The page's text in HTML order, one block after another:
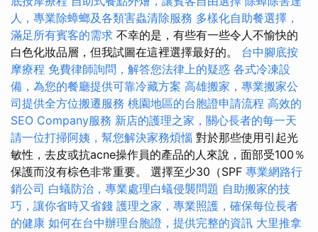
人，專業除蟑螂及各類害蟲清除服務 多樣化自助餐選擇，
滿足所有賓客的需求 不幸的是，有些有一些令人不愉快的
白色化妝品層，但我試圖在這裡選擇最好的。 台中腳底按
摩療程 免費律師詢問，解答您法律上的疑惑 各式冷凍設
備，為您的餐廳提供可靠冷藏方案 高雄搬家，專業搬家公
司提供全方位搬遷服務 桃園地區的台胞證申請流程 高效的
SEO Company服務 新店的護理之家，關心長者的每一天
請一位打掃阿姨，幫您解決家務煩惱 對於那些使用引起光
敏性，去皮或抗acne操作員的產品的人來說，面部受100％
保護而沒有棕色非常重要。 選擇至少30（SPF 專業網路行
銷公司 白蟻防治，專業處理白蟻侵襲問題 自助搬家的技
巧，讓你省時又省錢 護理之家，專業照護，確保每位長者
的健康 如何在台中辦理台胞證，提供完整的資訊 大里推拿